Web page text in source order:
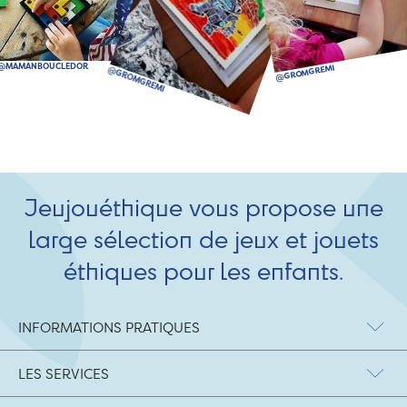
Jeujouéthique vous propose une
large sélection de jeux et jouets
éthiques pour les enfants.
INFORMATIONS PRATIQUES
LES SERVICES